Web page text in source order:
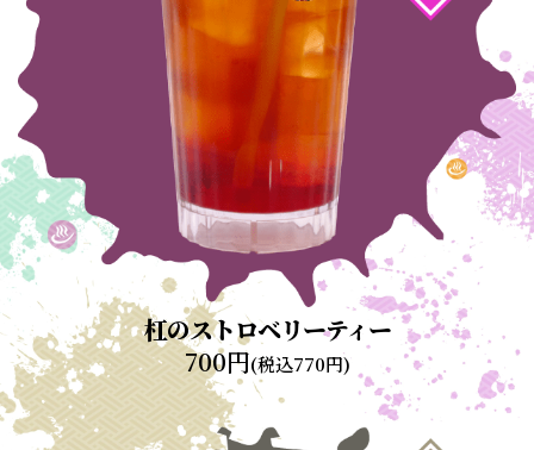
杠のストロベリーティー
700円(税込770円)